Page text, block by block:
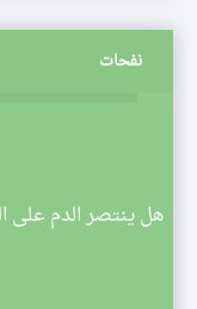
نفحات
هل ينتصر الدم على